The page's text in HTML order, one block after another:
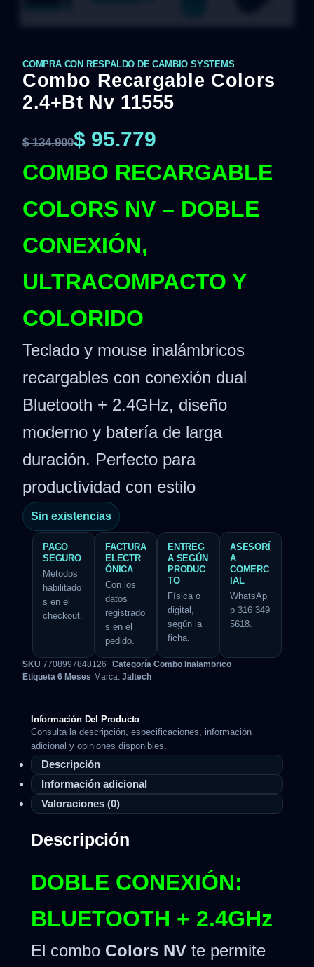
COMPRA CON RESPALDO DE CAMBIO SYSTEMS
Combo Recargable Colors
2.4+Bt Nv 11555
$134.900$ 95.779
COMBO RECARGABLE
COLORS NV – DOBLE
CONEXIÓN,
ULTRACOMPACTO Y
COLORIDO
Teclado y mouse inalámbricos
recargables con conexión dual
Bluetooth + 2.4GHz, diseño
moderno y batería de larga
duración. Perfecto para
productividad con estilo
Sin existencias
PAGO
SEGURO
Métodos
habilitado
s en el
checkout.
FACTURA
ELECTR
ÓNICA
Con los
datos
registrado
s en el
pedido.
ENTREG
A SEGÚN
PRODUC
TO
Física o
digital,
según la
ficha.
ASESORÍ
A
COMERC
IAL
WhatsAp
p 316 349
5618.
SKU 7708997848126 Categoría Combo Inalambrico
Etiqueta 6 Meses Marca: Jaltech
Información Del Producto
Consulta la descripción, especificaciones, información
adicional y opiniones disponibles.
Descripción
Información adicional
Valoraciones (0)
Descripción
DOBLE CONEXIÓN:
BLUETOOTH + 2.4GHz
El combo Colors NV te permite